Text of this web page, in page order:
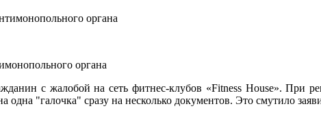
органа
с жалобой на сеть фитнес-клубов «Fitness House». При
одна "галочка" сразу на несколько документов. Это смутило